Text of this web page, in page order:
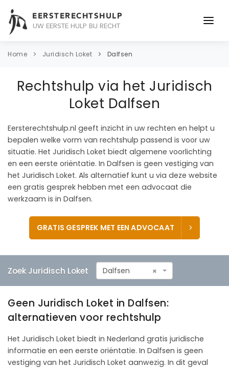
EERSTERECHTSHULP
UW EERSTE HULP BIJ RECHT
ONDERWERPEN
CONTACT
Home Juridisch Loket Dalfsen
Rechtshulp via het Juridisch
Loket Dalfsen
Eersterechtshulp.nl geeft inzicht in uw rechten en helpt u
bepalen welke vorm van rechtshulp passend is voor uw
situatie. Het Juridisch Loket biedt algemene voorlichting
en een eerste oriëntatie. In Dalfsen is geen vestiging van
het Juridisch Loket. Als alternatief kunt u via deze website
een gratis gesprek hebben met een advocaat die
werkzaam is in Dalfsen.
GRATIS GESPREK MET EEN ADVOCAAT
Zoek Juridisch Loket ×
Dalfsen
Geen Juridisch Loket in Dalfsen:
alternatieven voor rechtshulp
Het Juridisch Loket biedt in Nederland gratis juridische
informatie en een eerste oriëntatie. In Dalfsen is geen
vestiging van het Juridisch Loket aanwezig. In dit geval